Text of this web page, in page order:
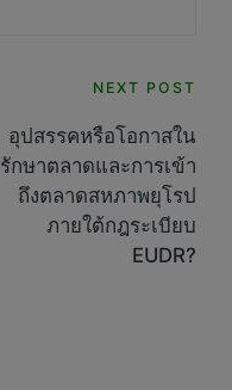
NEXT POST
อุปสรรคหรือโอกาสใน
รักษาตลาดและการเข้า
ถึงตลาดสหภาพยุโรป
ภายใต้กฎระเบียบ
EUDR?